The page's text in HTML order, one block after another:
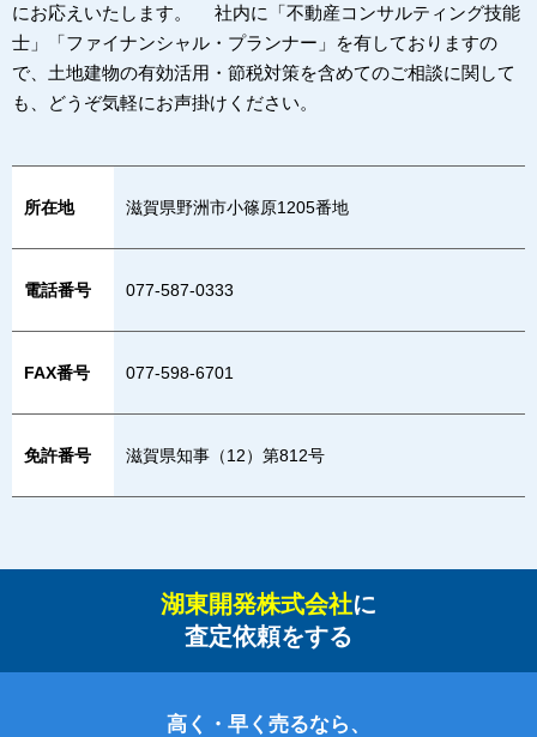
にお応えいたします。 社内に「不動産コンサルティング技能
士」「ファイナンシャル・プランナー」を有しておりますの
で、土地建物の有効活用・節税対策を含めてのご相談に関して
も、どうぞ気軽にお声掛けください。
所在地 滋賀県野洲市小篠原1205番地
電話番号 077-587-0333
FAX番号 077-598-6701
免許番号 滋賀県知事（12）第812号
湖東開発株式会社に
査定依頼をする
高く・早く売るなら、